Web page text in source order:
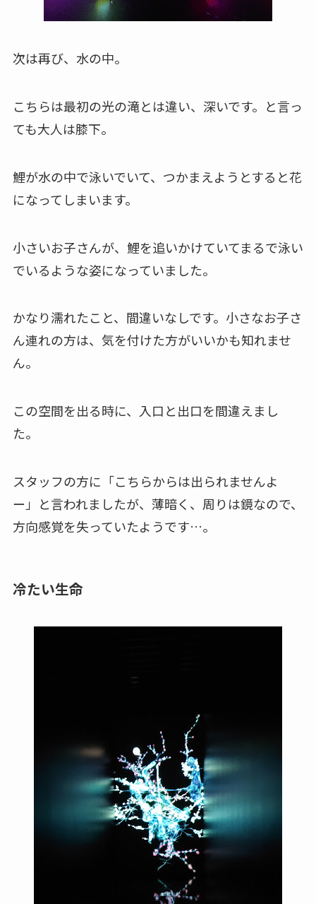
次は再び、水の中。
こちらは最初の光の滝とは違い、深いです。と言っ
ても大人は膝下。
鯉が水の中で泳いでいて、つかまえようとすると花
になってしまいます。
小さいお子さんが、鯉を追いかけていてまるで泳い
でいるような姿になっていました。
かなり濡れたこと、間違いなしです。小さなお子さ
ん連れの方は、気を付けた方がいいかも知れませ
ん。
この空間を出る時に、入口と出口を間違えまし
た。
スタッフの方に「こちらからは出られませんよ
ー」と言われましたが、薄暗く、周りは鏡なので、
方向感覚を失っていたようです…。
冷たい生命